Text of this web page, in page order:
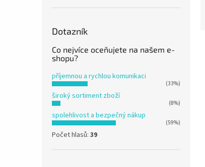
Dotazník
Co nejvíce oceňujete na našem e-
shopu?
příjemnou a rychlou komunikaci
(33%)
široký sortiment zboží
(8%)
spolehlivost a bezpečný nákup
(59%)
Počet hlasů: 39